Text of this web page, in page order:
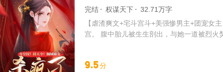
完结 权谋天下
32.71万字
【虐渣爽文+宅斗宫斗+美强惨男主+团宠女
宫。 腹中胎儿被生生剖出，与她一道被烈
9.5分